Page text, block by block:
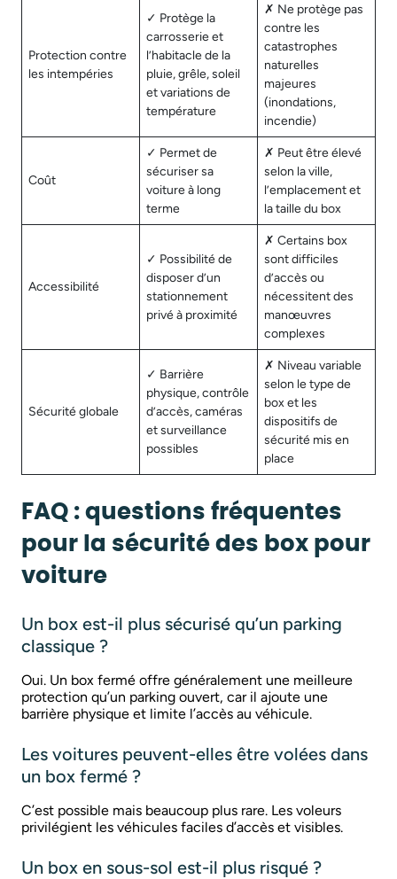
Protection contre
les intempéries
✓ Protège la
carrosserie et
l’habitacle de la
pluie, grêle, soleil
et variations de
température
✗ Ne protège pas
contre les
catastrophes
naturelles
majeures
(inondations,
incendie)
Coût
✓ Permet de
sécuriser sa
voiture à long
terme
✗ Peut être élevé
selon la ville,
l’emplacement et
la taille du box
Accessibilité
✓ Possibilité de
disposer d’un
stationnement
privé à proximité
✗ Certains box
sont difficiles
d’accès ou
nécessitent des
manœuvres
complexes
Sécurité globale
✓ Barrière
physique, contrôle
d’accès, caméras
et surveillance
possibles
✗ Niveau variable
selon le type de
box et les
dispositifs de
sécurité mis en
place
FAQ : questions fréquentes
pour la sécurité des box pour
voiture
Un box est-il plus sécurisé qu’un parking
classique ?
Oui. Un box fermé offre généralement une meilleure
protection qu’un parking ouvert, car il ajoute une
barrière physique et limite l’accès au véhicule.
Les voitures peuvent-elles être volées dans
un box fermé ?
C’est possible mais beaucoup plus rare. Les voleurs
privilégient les véhicules faciles d’accès et visibles.
Un box en sous-sol est-il plus risqué ?